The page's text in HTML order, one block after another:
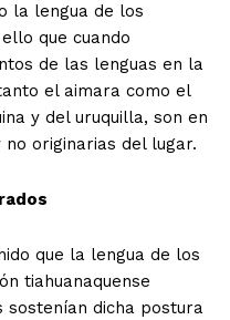
la lengua de los
que cuando
de las lenguas en la
el aimara como el
y del uruquilla, son en
originarias del lugar.
que la lengua de los
tiahuanaquense
sostenían dicha postura